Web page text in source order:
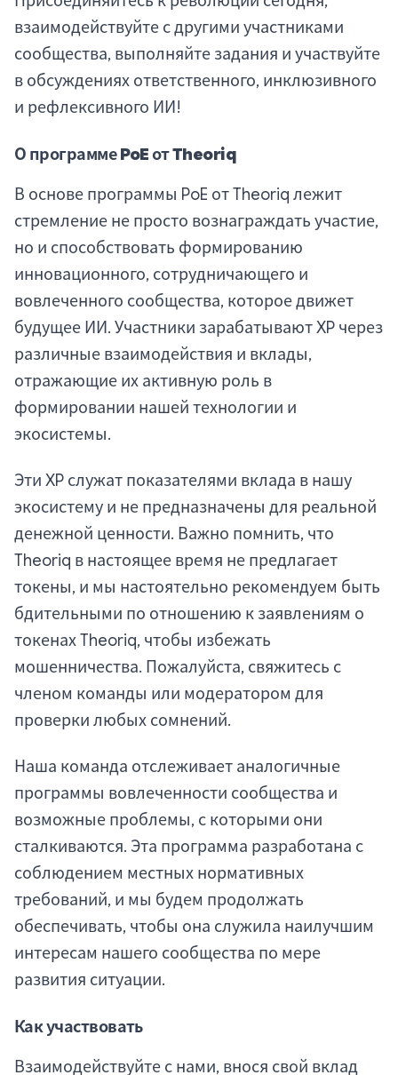
взаимодействуйте с другими участниками
сообщества, выполняйте задания и участвуйте
в обсуждениях ответственного, инклюзивного
и рефлексивного ИИ!
О программе PoE от Theoriq
В основе программы PoE от Theoriq лежит
стремление не просто вознаграждать участие,
но и способствовать формированию
инновационного, сотрудничающего и
вовлеченного сообщества, которое движет
будущее ИИ. Участники зарабатывают XP через
различные взаимодействия и вклады,
отражающие их активную роль в
формировании нашей технологии и
экосистемы.
Эти XP служат показателями вклада в нашу
экосистему и не предназначены для реальной
денежной ценности. Важно помнить, что
Theoriq в настоящее время не предлагает
токены, и мы настоятельно рекомендуем быть
бдительными по отношению к заявлениям о
токенах Theoriq, чтобы избежать
мошенничества. Пожалуйста, свяжитесь с
членом команды или модератором для
проверки любых сомнений.
Наша команда отслеживает аналогичные
программы вовлеченности сообщества и
возможные проблемы, с которыми они
сталкиваются. Эта программа разработана с
соблюдением местных нормативных
требований, и мы будем продолжать
обеспечивать, чтобы она служила наилучшим
интересам нашего сообщества по мере
развития ситуации.
Как участвовать
Взаимодействуйте с нами, внося свой вклад